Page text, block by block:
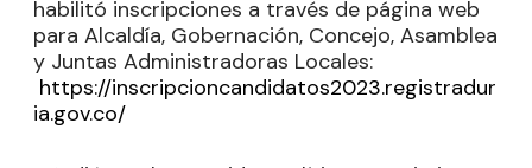
habilitó inscripciones a través de página web
para Alcaldía, Gobernación, Concejo, Asamblea
y Juntas Administradoras Locales:
https://inscripcioncandidatos2023.registradur
ia.gov.co/